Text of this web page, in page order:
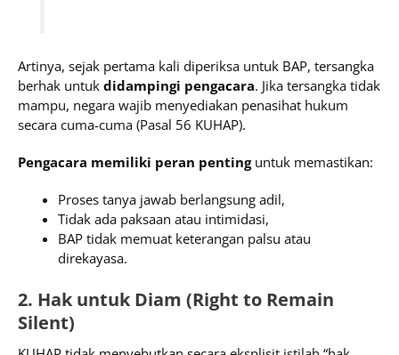
Artinya, sejak pertama kali diperiksa untuk BAP, tersangka
berhak untuk didampingi pengacara. Jika tersangka tidak
mampu, negara wajib menyediakan penasihat hukum
secara cuma-cuma (Pasal 56 KUHAP).
Pengacara memiliki peran pentinguntuk memastikan:
Proses tanya jawab berlangsung adil,
Tidak ada paksaan atau intimidasi,
BAP tidak memuat keterangan palsu atau
direkayasa.
2. Hak untuk Diam (Right to Remain
Silent)